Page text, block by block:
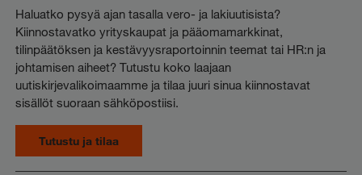
Haluatko pysyä ajan tasalla vero- ja lakiuutisista?
Kiinnostavatko yrityskaupat ja pääomamarkkinat,
tilinpäätöksen ja kestävyysraportoinnin teemat tai HR:n ja
johtamisen aiheet? Tutustu koko laajaan
uutiskirjevalikoimaamme ja tilaa juuri sinua kiinnostavat
sisällöt suoraan sähköpostiisi.
Tutustu ja tilaa